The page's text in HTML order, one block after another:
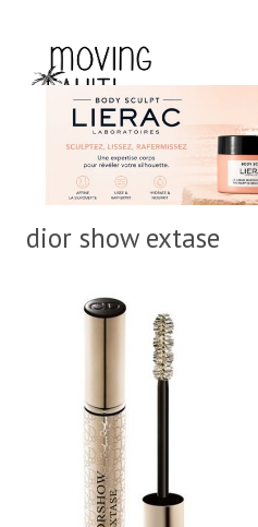
dior show extase